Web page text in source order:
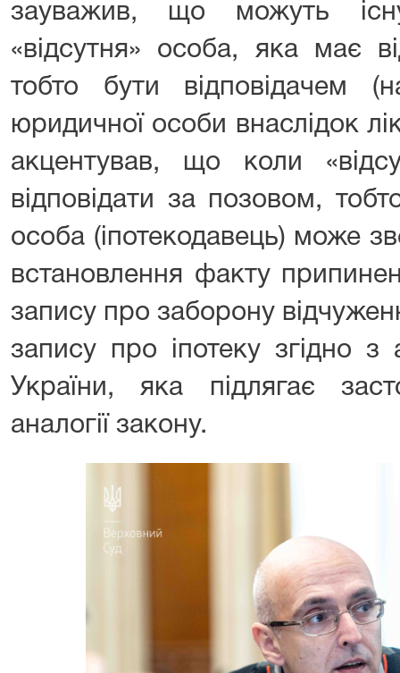
зауважив, що можуть
«відсутня» особа, яка має
тобто бути відповідачем
юридичної особи внаслідок
акцентував, що коли
відповідати за позовом,
особа (іпотекодавець) може
встановлення факту
запису про заборону
запису про іпотеку згідно
України, яка підлягає
аналогії закону.